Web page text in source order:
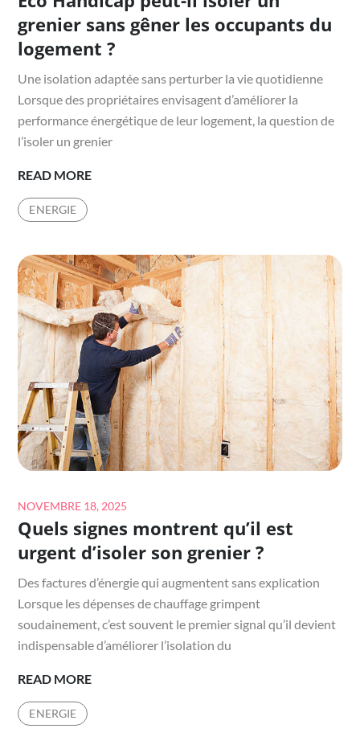
grenier sans gêner les occupants du
logement ?
Une isolation adaptée sans perturber la vie quotidienne
Lorsque des propriétaires envisagent d’améliorer la
performance énergétique de leur logement, la question de
l’isoler un grenier
READ MOREECO
ISOLER
UN
GRENIER
SANS
GÊNER
LES
OCCUPANTS
DU
LOGEMENT
?
ENERGIE
Posted
on
NOVEMBRE 18, 2025
Quels signes montrent qu’il est
urgent d’isoler son grenier ?
Des factures d’énergie qui augmentent sans explication
Lorsque les dépenses de chauffage grimpent
soudainement, c’est souvent le premier signal qu’il devient
indispensable d’améliorer l’isolation du
READ MOREQUELS
ENERGIE